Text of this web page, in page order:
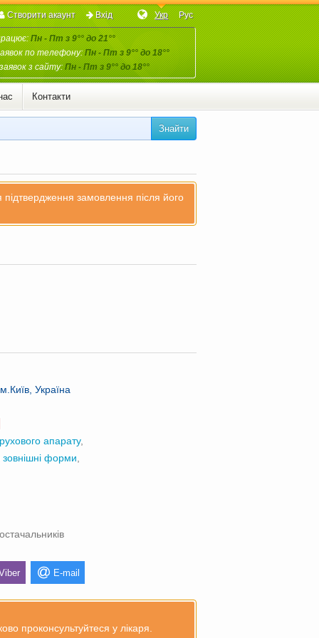
Пн - Пт з 9°° до 21°°
по телефону:Пн - Пт з 9°° до 18°°
з сайту:Пн - Пт з 9°° до 18°°
Укр Рус
Створити акаунт Вхід
Контакти
Знайти
замовлення після його
Україна
апарату,
зовнішні форми
E-mail
проконсультуйтеся у лікаря.